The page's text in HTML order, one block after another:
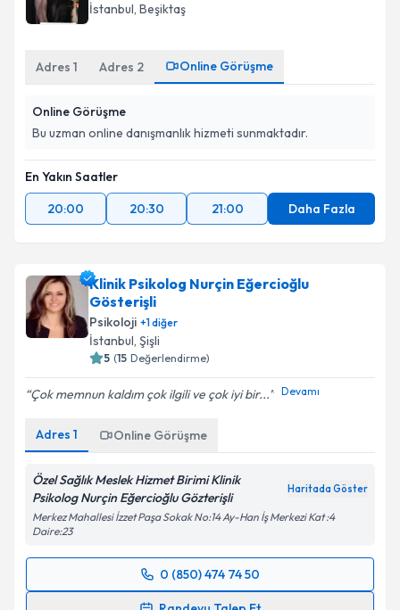
E-posta Adresiniz
Kişisel verilerimin işlenmesine ilişkin
Metni'ni okudum ve kişisel verilerimin belirtilen
Takvim Talebini Gönder
İstanbul, Beşiktaş
Adres 1 Adres 2 Online Görüşme
Online Görüşme
Bu uzman online danışmanlık hizmeti sunmaktadır.
En Yakın Saatler
20:00
20:30 21:00 Daha Fazla
Klinik Psikolog Nurçin Eğercioğlu
Gösterişli
Psikoloji +1diğer
İstanbul, Şişli
5 (15 Değerlendirme)
Çok memnun kaldım çok ilgili ve çok iyi bir... Devamı
Adres 1 Online Görüşme
Özel Sağlık Meslek Hizmet Birimi Klinik
Psikolog Nurçin Eğercioğlu Gözterişli
Haritada Göster
Merkez Mahallesi İzzet Paşa Sokak No:14 Ay-Han İş Merkezi Kat :4
Daire:23
0 (850) 474 74 50
Randevu Takvimi Talebi